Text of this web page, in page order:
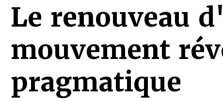
Le renouveau
mouvement
pragmatique